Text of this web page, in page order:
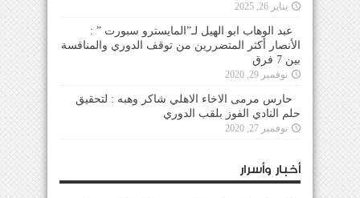
يناير 26, 2025
عبد الوهاب ابو الهيل لـ”المايسترو سبورت ” :
الأنصار أكثر المتضررين من توقف الدوري والمنافسة
بين 7 فرق
نوفمبر 29, 2020
حارس مرمى الاخاء الاهلي شاكر وهبه : لتحقيق
حلم النادي الفوز بلقب الدوري
نوفمبر 27, 2020
أخبار وأسرار